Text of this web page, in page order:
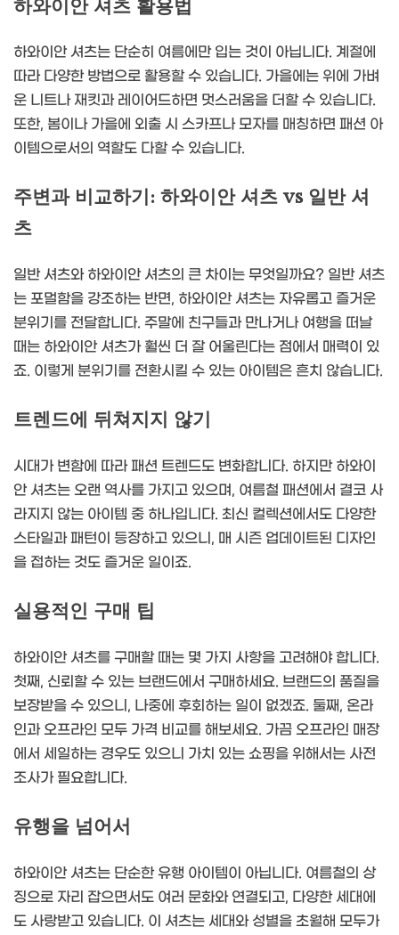
하와이안 셔츠 활용법
하와이안 셔츠는 단순히 여름에만 입는 것이 아닙니다. 계절에
따라 다양한 방법으로 활용할 수 있습니다. 가을에는 위에 가벼
운 니트나 재킷과 레이어드하면 멋스러움을 더할 수 있습니다.
또한, 봄이나 가을에 외출 시 스카프나 모자를 매칭하면 패션 아
이템으로서의 역할도 다할 수 있습니다.
주변과 비교하기: 하와이안 셔츠 vs 일반 셔
츠
일반 셔츠와 하와이안 셔츠의 큰 차이는 무엇일까요? 일반 셔츠
는 포멀함을 강조하는 반면, 하와이안 셔츠는 자유롭고 즐거운
분위기를 전달합니다. 주말에 친구들과 만나거나 여행을 떠날
때는 하와이안 셔츠가 훨씬 더 잘 어울린다는 점에서 매력이 있
죠. 이렇게 분위기를 전환시킬 수 있는 아이템은 흔치 않습니다.
트렌드에 뒤쳐지지 않기
시대가 변함에 따라 패션 트렌드도 변화합니다. 하지만 하와이
안 셔츠는 오랜 역사를 가지고 있으며, 여름철 패션에서 결코 사
라지지 않는 아이템 중 하나입니다. 최신 컬렉션에서도 다양한
스타일과 패턴이 등장하고 있으니, 매 시즌 업데이트된 디자인
을 접하는 것도 즐거운 일이죠.
실용적인 구매 팁
하와이안 셔츠를 구매할 때는 몇 가지 사항을 고려해야 합니다.
첫째, 신뢰할 수 있는 브랜드에서 구매하세요. 브랜드의 품질을
보장받을 수 있으니, 나중에 후회하는 일이 없겠죠. 둘째, 온라
인과 오프라인 모두 가격 비교를 해보세요. 가끔 오프라인 매장
에서 세일하는 경우도 있으니 가치 있는 쇼핑을 위해서는 사전
조사가 필요합니다.
유행을 넘어서
하와이안 셔츠는 단순한 유행 아이템이 아닙니다. 여름철의 상
징으로 자리 잡으면서도 여러 문화와 연결되고, 다양한 세대에
도 사랑받고 있습니다. 이 셔츠는 세대와 성별을 초월해 모두가